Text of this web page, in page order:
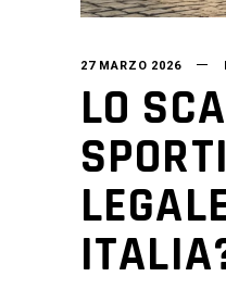
27 MARZO 2026
LO